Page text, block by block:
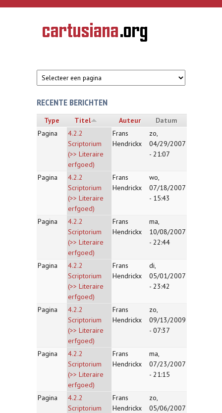
Overslaan en naar de inhoud gaan
CARTUSIANA
Geschiedenis
van de
RECENTE BERICHTEN
Type Titel Auteur
Datum
Pagina
4.2.2
Scriptorium
(>> Literaire
erfgoed)
Frans
Hendrickx
zo,
04/29/2007
- 21:07
Pagina
4.2.2
Scriptorium
(>> Literaire
erfgoed)
Frans
Hendrickx
wo,
07/18/2007
- 15:43
Pagina
4.2.2
Scriptorium
(>> Literaire
erfgoed)
Frans
Hendrickx
ma,
10/08/2007
- 22:44
Pagina
4.2.2
Scriptorium
(>> Literaire
erfgoed)
Frans
Hendrickx
di,
05/01/2007
- 23:42
Pagina
4.2.2
Scriptorium
(>> Literaire
erfgoed)
Frans
Hendrickx
zo,
09/13/2009
- 07:37
Pagina
4.2.2
Scriptorium
(>> Literaire
erfgoed)
Frans
Hendrickx
ma,
07/23/2007
- 21:15
Pagina
4.2.2
Scriptorium
Frans
Hendrickx
zo,
05/06/2007